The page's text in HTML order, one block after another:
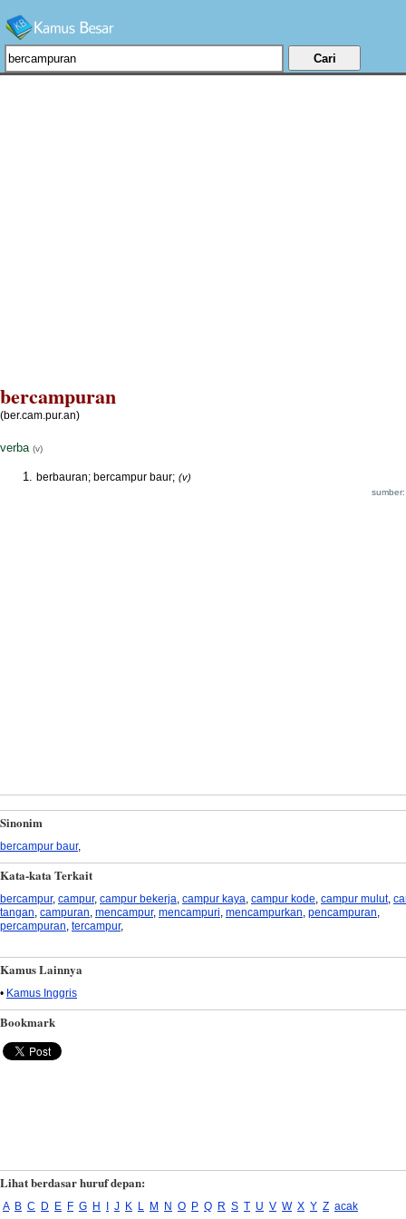
bercampuran
(ber.cam.pur.an)
verba (v)
berbauran; bercampur baur; (v)
Sinonim
bercampur baur,
Kata-kata Terkait
bercampur, campur, campur bekerja, campur kaya, campur kode, campur mulut,
tangan, campuran, mencampur, mencampuri, mencampurkan, pencampuran,
percampuran, tercampur,
Kamus Lainnya
• Kamus Inggris
Bookmark
Lihat berdasar huruf depan:
A B C D E F G H I J K L M N O P Q R S T U V W X Y Z acak